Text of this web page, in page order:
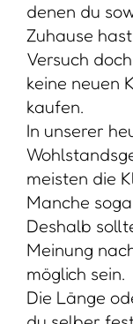
denen du
Zuhause
Versuch
keine neuen
kaufen.
In unserer
meisten die
Manche
Deshalb
Meinung
möglich sein.
Die Länge